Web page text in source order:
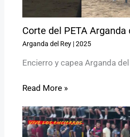
Corte del PETA
Arganda del Rey|2025
Encierro y capea Arganda
Read More »